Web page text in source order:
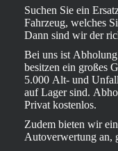
Suchen Sie ein
Fahrzeug, welches
Dann sind wir der
Bei uns ist
besitzen ein großes
5.000 Alt- und
auf Lager sind.
Privat kostenlos.
Zudem bieten wir
Autoverwertung an,